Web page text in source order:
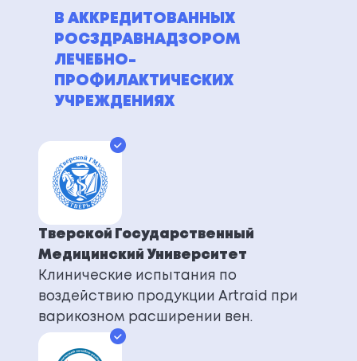
В АККРЕДИТОВАННЫХ
РОСЗДРАВНАДЗОРОМ
ЛЕЧЕБНО-
ПРОФИЛАКТИЧЕСКИХ
УЧРЕЖДЕНИЯХ
Тверской Государственный
Медицинский Университет
Клинические испытания по
воздействию продукции Artraid при
варикозном расширении вен.